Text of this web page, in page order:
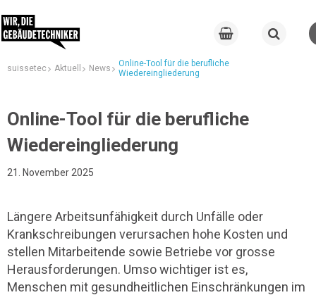
suissetec Aktuell News
Online-Tool für die berufliche
Wiedereingliederung
Online-Tool für die berufliche
Wiedereingliederung
21. November 2025
Längere Arbeitsunfähigkeit durch Unfälle oder
Krankschreibungen verursachen hohe Kosten und
stellen Mitarbeitende sowie Betriebe vor grosse
Herausforderungen. Umso wichtiger ist es,
Menschen mit gesundheitlichen Einschränkungen im